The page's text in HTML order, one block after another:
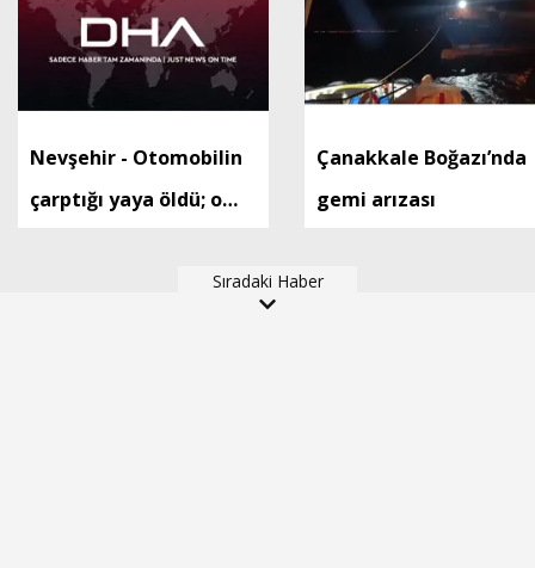
Nevşehir - Otomobilin
çarptığı yaya öldü; o
Çanakkale Boğazı’nda
gemi arızası
Sıradaki Haber